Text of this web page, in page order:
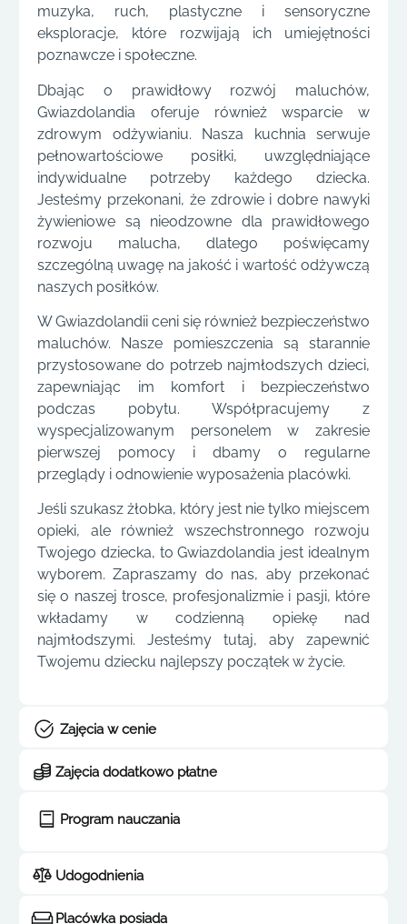
muzyka, ruch, plastyczne i sensoryczne
eksploracje, które rozwijają ich umiejętności
poznawcze i społeczne.
Dbając o prawidłowy rozwój maluchów,
Gwiazdolandia oferuje również wsparcie w
zdrowym odżywianiu. Nasza kuchnia serwuje
pełnowartościowe posiłki, uwzględniające
indywidualne potrzeby każdego dziecka.
Jesteśmy przekonani, że zdrowie i dobre nawyki
żywieniowe są nieodzowne dla prawidłowego
rozwoju malucha, dlatego poświęcamy
szczególną uwagę na jakość i wartość odżywczą
naszych posiłków.
W Gwiazdolandii ceni się również bezpieczeństwo
maluchów. Nasze pomieszczenia są starannie
przystosowane do potrzeb najmłodszych dzieci,
zapewniając im komfort i bezpieczeństwo
podczas pobytu. Współpracujemy z
wyspecjalizowanym personelem w zakresie
pierwszej pomocy i dbamy o regularne
przeglądy i odnowienie wyposażenia placówki.
Jeśli szukasz żłobka, który jest nie tylko miejscem
opieki, ale również wszechstronnego rozwoju
Twojego dziecka, to Gwiazdolandia jest idealnym
wyborem. Zapraszamy do nas, aby przekonać
się o naszej trosce, profesjonalizmie i pasji, które
wkładamy w codzienną opiekę nad
najmłodszymi. Jesteśmy tutaj, aby zapewnić
Twojemu dziecku najlepszy początek w życie.
Zajęcia w cenie
Zajęcia dodatkowo płatne
Program nauczania
Udogodnienia
Placówka posiada